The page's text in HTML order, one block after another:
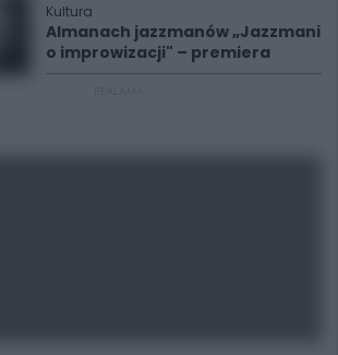
Kultura
Almanach jazzmanów „Jazzmani
o improwizacji" – premiera